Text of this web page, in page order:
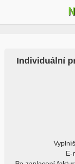
Individuální
E-